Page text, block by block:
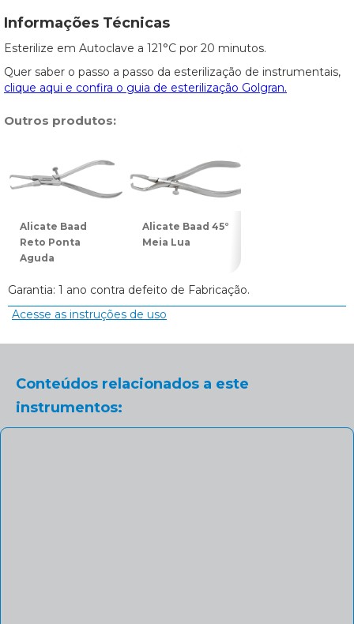
Informações Técnicas
Esterilize em Autoclave a 121°C por 20 minutos.
Quer saber o passo a passo da esterilização de instrumentais,
clique aqui e confira o guia de esterilização Golgran.
Outros produtos:
Alicate Baad
Reto Ponta
Aguda
Alicate Baad 45°
Meia Lua
Garantia: 1 ano contra defeito de Fabricação.
Acesse as instruções de uso
Conteúdos relacionados a este
instrumentos: